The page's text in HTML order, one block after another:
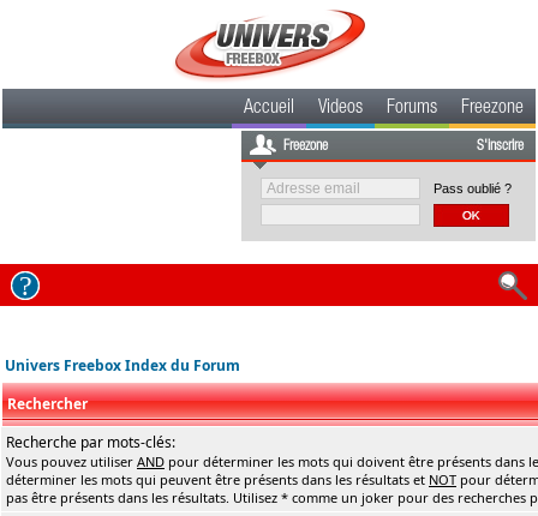
Accueil Videos Forums Freezone
Freezone S'inscrire
Pass oublié ?
Univers Freebox Index du Forum
Rechercher
Recherche par mots-clés:
Vous pouvez utiliser AND pour déterminer les mots qui doivent être présents dans
déterminer les mots qui peuvent être présents dans les résultats et NOT pour
pas être présents dans les résultats. Utilisez * comme un joker pour des recherches